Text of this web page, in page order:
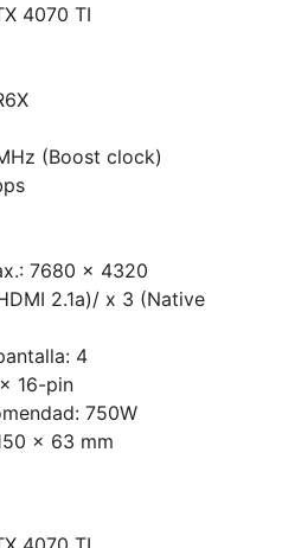
4070 TI
(Boost clock)
7680 x 4320
2.1a)/ x 3 (Native
4
16-pin
750W
x 63 mm